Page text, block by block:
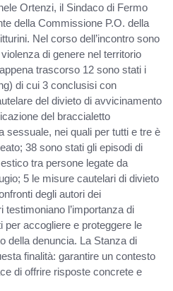
Ortenzi, il Sindaco di Fermo
della Commissione P.O. della
Nel corso dell’incontro sono
di genere nel territorio
trascorso 12 sono stati i
di cui 3 conclusisi con
del divieto di avvicinamento
del braccialetto
sessuale, nei quali per tutti e tre è
38 sono stati gli episodi di
tra persone legate da
5 le misure cautelari di divieto
degli autori dei
l’importanza di
per accogliere e proteggere le
della denuncia. La Stanza di
finalità: garantire un contesto
di offrire risposte concrete e